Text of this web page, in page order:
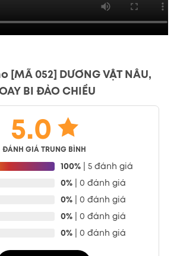
[MÃ 052] DƯƠNG VẬT NÂU,
BI ĐẢO CHIỀU
5.0
ĐÁNH GIÁ TRUNG BÌNH
100% | 5 đánh giá
0% | 0 đánh giá
0% | 0 đánh giá
0% | 0 đánh giá
0% | 0 đánh giá